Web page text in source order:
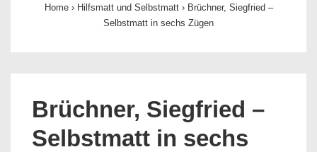
Home › Hilfsmatt und Selbstmatt › Brüchner, Siegfried –
Selbstmatt in sechs Zügen
Brüchner, Siegfried –
Selbstmatt in sechs